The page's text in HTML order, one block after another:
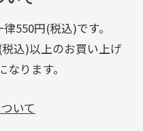
550円(税込)です。
込)以上のお買い上げ
ります。
いて